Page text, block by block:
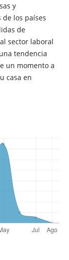
y
los países
de
sector laboral
tendencia
un momento a
casa en